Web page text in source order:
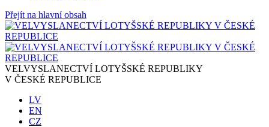
Přejít na hlavní obsah
VELVYSLANECTVÍ LOTYŠSKÉ REPUBLIKY
V ČESKÉ REPUBLICE
LV
EN
CZ